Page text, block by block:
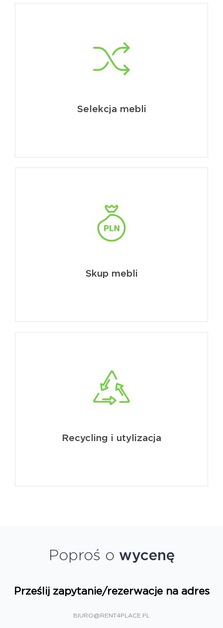
Selekcja mebli
Skup mebli
Recycling i utylizacja
Poproś o wycenę
Prześlij zapytanie/rezerwacje na adres
BIURO@RENT4PLACE.PL